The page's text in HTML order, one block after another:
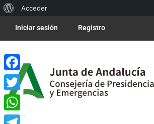
Acceder
Iniciar sesión Registro
Facebook
Twitter
WhatsApp